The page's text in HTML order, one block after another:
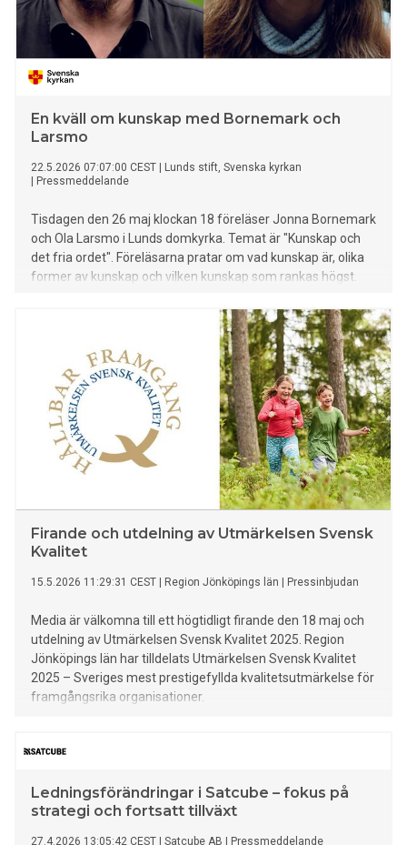
En kväll om kunskap med Bornemark och
Larsmo
22.5.2026 07:07:00 CEST
Lunds stift, Svenska kyrkan
Pressmeddelande
Tisdagen den 26 maj klockan 18 föreläser Jonna Bornemark
och Ola Larsmo i Lunds domkyrka. Temat är "Kunskap och
det fria ordet". Föreläsarna pratar om vad kunskap är, olika
former av kunskap och vilken kunskap som rankas högst.
Firande och utdelning av Utmärkelsen Svensk
Kvalitet
15.5.2026 11:29:31 CEST Region Jönköpings län Pressinbjudan
Media är välkomna till ett högtidligt firande den 18 maj och
utdelning av Utmärkelsen Svensk Kvalitet 2025. Region
Jönköpings län har tilldelats Utmärkelsen Svensk Kvalitet
2025 – Sveriges mest prestigefyllda kvalitetsutmärkelse för
framgångsrika organisationer.
Ledningsförändringar i Satcube – fokus på
strategi och fortsatt tillväxt
27.4.2026 13:05:42 CEST Satcube AB Pressmeddelande